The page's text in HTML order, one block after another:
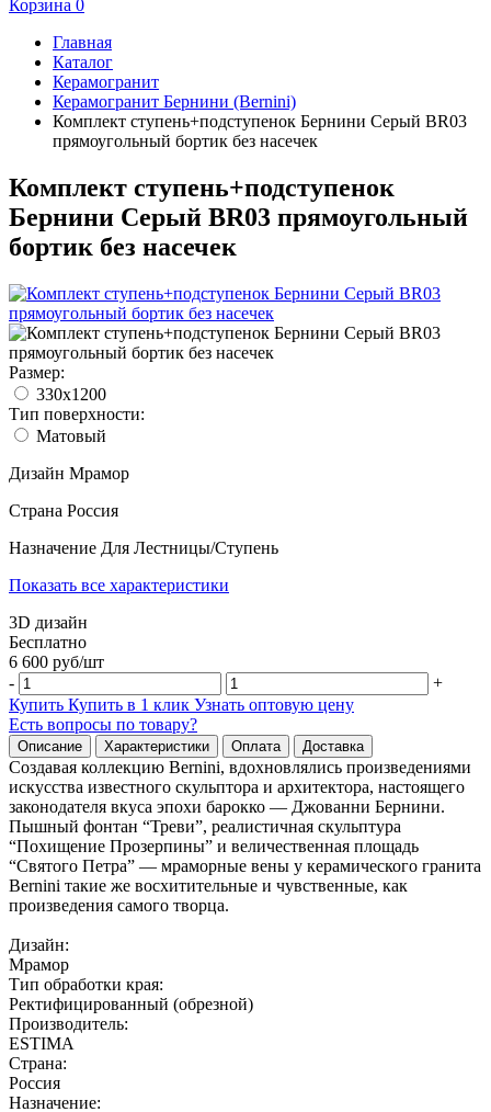
Корзина 0
Главная
Каталог
Керамогранит
Керамогранит Бернини (Bernini)
Комплект ступень+подступенок Бернини Серый BR03
прямоугольный бортик без насечек
Комплект ступень+подступенок
Бернини Серый BR03 прямоугольный
бортик без насечек
Размер:
330x1200
Тип поверхности:
Матовый
Дизайн Мрамор
Страна Россия
Назначение Для Лестницы/Ступень
Показать все характеристики
3D дизайн
Бесплатно
6 600 руб/шт
-
+
Купить Купить в 1 клик Узнать оптовую цену
Есть вопросы по товару?
Описание Характеристики Оплата Доставка
Создавая коллекцию Bernini, вдохновлялись произведениями
искусства известного скульптора и архитектора, настоящего
законодателя вкуса эпохи барокко — Джованни Бернини.
Пышный фонтан “Треви”, реалистичная скульптура
“Похищение Прозерпины” и величественная площадь
“Святого Петра” — мраморные вены у керамического гранита
Bernini такие же восхитительные и чувственные, как
произведения самого творца.
Дизайн:
Мрамор
Тип обработки края:
Ректифицированный (обрезной)
Производитель:
ESTIMA
Страна:
Россия
Назначение: